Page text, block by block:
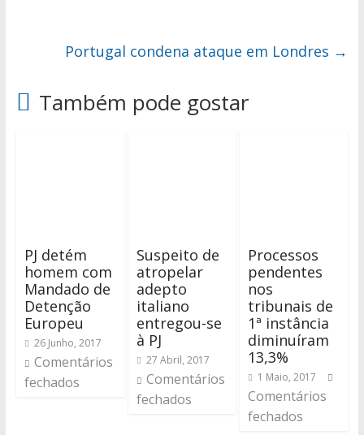
Portugal condena ataque em Londres →
Também pode gostar
PJ detém
homem com
Mandado de
Detenção
Europeu
26 Junho, 2017
Comentários
fechados
Suspeito de
atropelar
adepto
italiano
entregou-se
à PJ
27 Abril, 2017
Comentários
fechados
Processos
pendentes
nos
tribunais de
1ª instância
diminuíram
13,3%
1 Maio, 2017
Comentários
fechados